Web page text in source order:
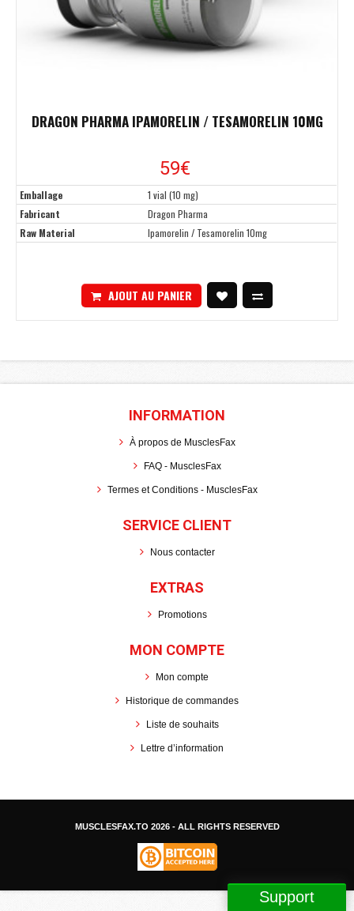
Support
DRAGON PHARMA IPAMORELIN / TESAMORELIN 10MG
59€
Emballage
1 vial (10 mg)
Fabricant
Dragon Pharma
Raw Material
Ipamorelin / Tesamorelin 10mg
AJOUT AU PANIER
INFORMATION
À propos de MusclesFax
FAQ - MusclesFax
Termes et Conditions - MusclesFax
SERVICE CLIENT
Nous contacter
EXTRAS
Promotions
MON COMPTE
Mon compte
Historique de commandes
Liste de souhaits
Lettre d’information
MUSCLESFAX.TO 2026 - ALL RIGHTS RESERVED